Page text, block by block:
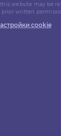
website may be
written
cookie